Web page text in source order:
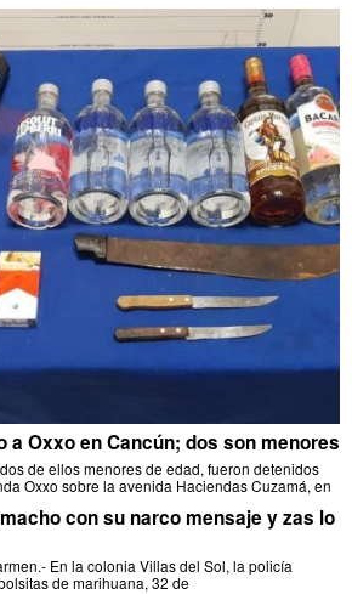
a Oxxo en Cancún; dos son menores
de ellos menores de edad, fueron detenidos
Oxxo sobre la avenida Haciendas Cuzamá, en
con su narco mensaje y zas lo
En la colonia Villas del Sol, la policía
de marihuana, 32 de